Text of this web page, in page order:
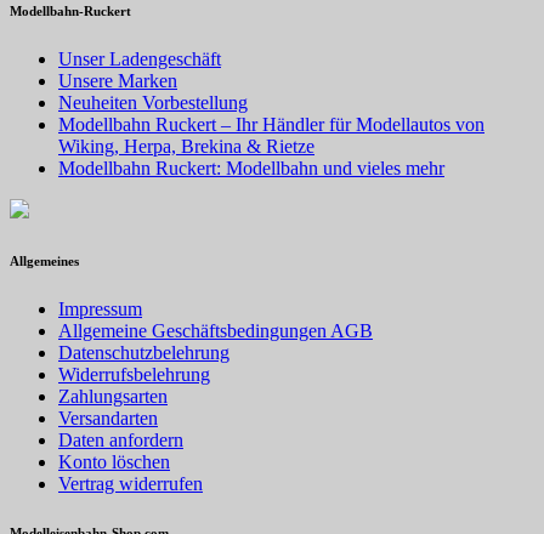
Modellbahn-Ruckert
Unser Ladengeschäft
Unsere Marken
Neuheiten Vorbestellung
Modellbahn Ruckert – Ihr Händler für Modellautos von
Wiking, Herpa, Brekina & Rietze
Modellbahn Ruckert: Modellbahn und vieles mehr
Allgemeines
Impressum
Allgemeine Geschäftsbedingungen AGB
Datenschutzbelehrung
Widerrufsbelehrung
Zahlungsarten
Versandarten
Daten anfordern
Konto löschen
Vertrag widerrufen